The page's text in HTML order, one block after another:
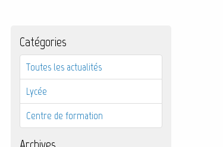
Catégories
Toutes les actualités
Lycée
Centre de formation